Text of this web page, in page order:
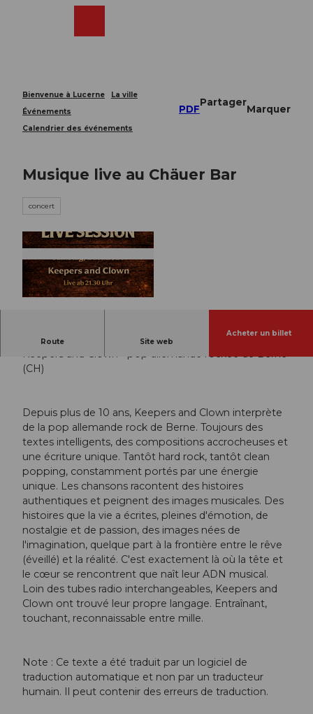
Bienvenue à Lucerne
La ville
Événements
Calendrier des événements
PDF
Partager
Marquer
Musique live au Chäuer Bar
concert
Route Site web
Acheter un billet
En direct - Keepers and Clown
Keepers and Clown - pop allemande rockée de Berne
(CH)
Depuis plus de 10 ans, Keepers and Clown interprète
de la pop allemande rock de Berne. Toujours des
textes intelligents, des compositions accrocheuses et
une écriture unique. Tantôt hard rock, tantôt clean
popping, constamment portés par une énergie
unique. Les chansons racontent des histoires
authentiques et peignent des images musicales. Des
histoires que la vie a écrites, pleines d'émotion, de
nostalgie et de passion, des images nées de
l'imagination, quelque part à la frontière entre le rêve
(éveillé) et la réalité. C'est exactement là où la tête et
le cœur se rencontrent que naît leur ADN musical.
Loin des tubes radio interchangeables, Keepers and
Clown ont trouvé leur propre langage. Entraînant,
touchant, reconnaissable entre mille.
Note : Ce texte a été traduit par un logiciel de
traduction automatique et non par un traducteur
humain. Il peut contenir des erreurs de traduction.